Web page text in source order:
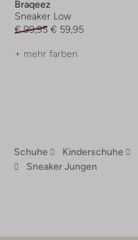
Braqeez
Sneaker Low
€ 99,95 € 59,95
+ mehr farben
Schuhe Kinderschuhe
Sneaker Jungen